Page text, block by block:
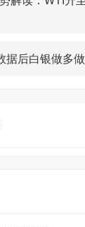
据后白银做多